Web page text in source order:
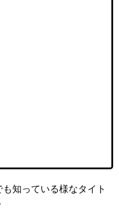
知っている様なタイト